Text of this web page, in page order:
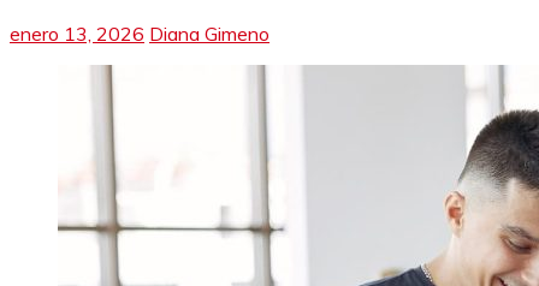
enero 13, 2026 Diana Gimeno